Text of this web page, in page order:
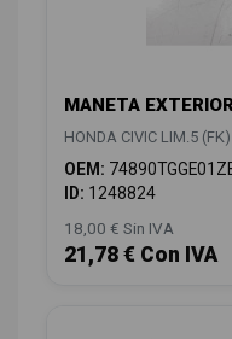
MANETA
HONDA CIVIC LIM.5
OEM:
ID: 1248824
18,00 € Sin IVA
21,78 € Con IVA